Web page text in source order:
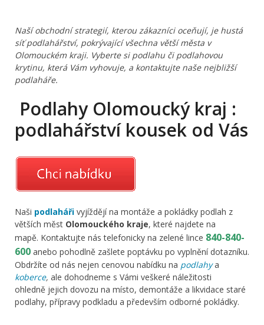
Naší obchodní strategií, kterou zákazníci oceňují, je hustá
síť podlahářství, pokrývající všechna větší města v
Olomouckém kraji. Vyberte si podlahu či podlahovou
krytinu, která Vám vyhovuje, a kontaktujte naše nejbližší
podlaháře.
Podlahy Olomoucký kraj :
podlahářství kousek od Vás
Naši podlaháři vyjíždějí na montáže a pokládky podlah z
větších měst Olomouckého kraje, které najdete na
mapě. Kontaktujte nás telefonicky na zelené lince 840-840-
600 anebo pohodlně zašlete poptávku po vyplnění dotazníku.
Obdržíte od nás nejen cenovou nabídku na podlahya
koberce, ale dohodneme s Vámi veškeré náležitosti
ohledně jejich dovozu na místo, demontáže a likvidace staré
podlahy, přípravy podkladu a především odborné pokládky.